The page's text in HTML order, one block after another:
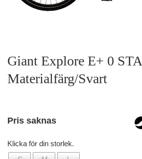
Giant Explore E+ 0 STA
Materialfärg/Svart
Pris saknas
Klicka för din storlek.